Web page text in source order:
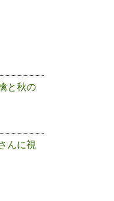
と秋の
んに視